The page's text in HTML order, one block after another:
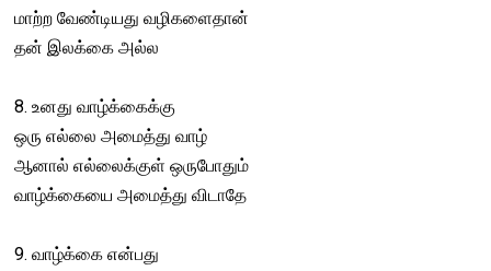
மாற்ற வேண்டியது வழிகளைதான்
தன் இலக்கை அல்ல
8. உனது வாழ்க்கைக்கு
ஒரு எல்லை அமைத்து வாழ்
ஆனால் எல்லைக்குள் ஒருபோதும்
வாழ்க்கையை அமைத்து விடாதே
9. வாழ்க்கை என்பது